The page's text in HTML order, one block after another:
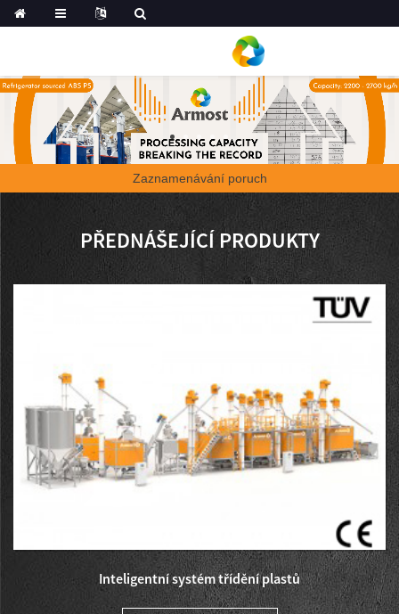
Zaznamenávání poruch
PŘEDNÁŠEJÍCÍ PRODUKTY
Inteligentní systém třídění plastů